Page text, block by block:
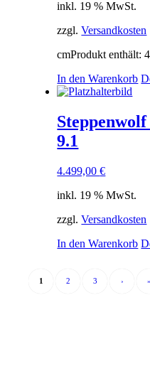
inkl. 19 % MwSt.
zzgl.Versandkosten
Produkt enthält:
cm
In den Warenkorb
9.1
4.499,00€
inkl. 19 % MwSt.
zzgl.Versandkosten
In den Warenkorb
1 2 3 › »